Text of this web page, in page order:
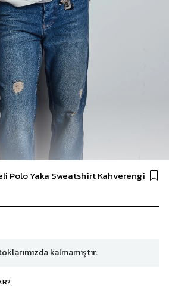
Polo Yaka Sweatshirt Kahverengi
kalmamıştır.